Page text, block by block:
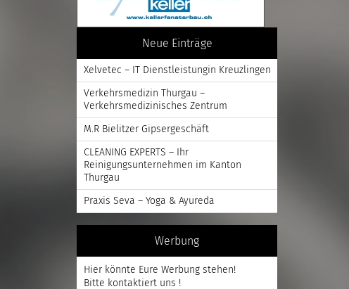
Neue Einträge
Xelvetec – IT Dienstleistungin Kreuzlingen
Verkehrsmedizin Thurgau –
Verkehrsmedizinisches Zentrum
M.R Bielitzer Gipsergeschäft
CLEANING EXPERTS – Ihr
Reinigungsunternehmen im Kanton
Thurgau
Praxis Seva – Yoga & Ayureda
Werbung
Hier könnte Eure Werbung stehen!
Bitte kontaktiert uns !